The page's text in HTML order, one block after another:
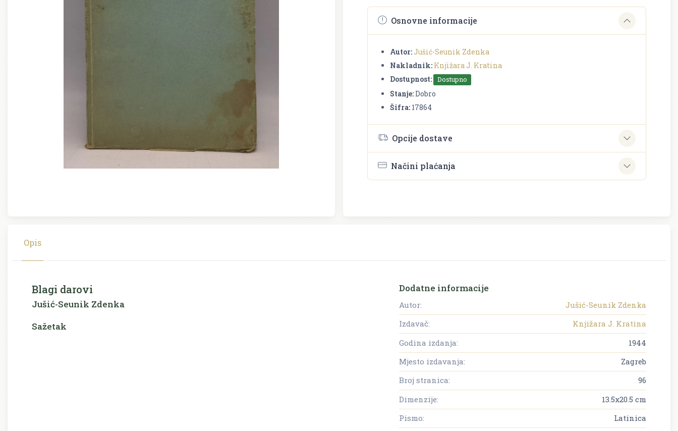
Osnovne informacije
Autor:Jušić-Seunik Zdenka
Nakladnik: Knjižara J. Kratina
Dostupnost:
Dostupno
Stanje:Dobro
Šifra: 17864
Opcije dostave
Načini plaćanja
Opis
Blagi darovi
Jušić-Seunik Zdenka
Sažetak
Dodatne informacije
Autor:
Jušić-Seunik Zdenka
Izdavač:
Knjižara J. Kratina
Godina izdanja:
1944
Mjesto izdavanja:
Zagreb
Broj stranica:
96
Dimenzije:
13.5x20.5 cm
Pismo:
Latinica